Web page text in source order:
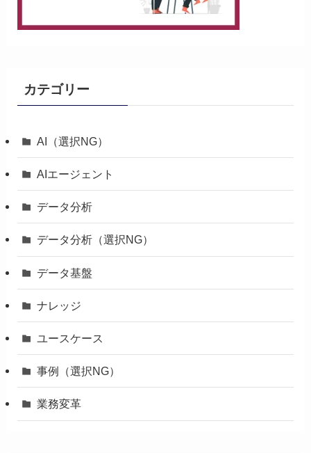
カテゴリー
AI（選択NG）
AIエージェント
データ分析
データ分析（選択NG）
データ基盤
ナレッジ
ユースケース
事例（選択NG）
業務変革